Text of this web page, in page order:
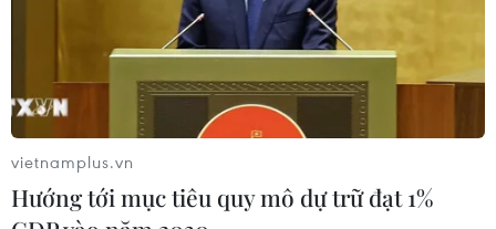
vietnamplus.vn
Hướng tới mục tiêu quy mô dự trữ đạt 1%